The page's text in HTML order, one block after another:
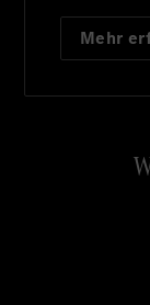
Mehr